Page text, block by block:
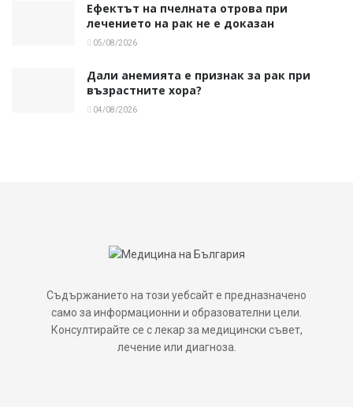
Ефектът на пчелната отрова при
лечението на рак не е доказан
05/08/2026
Дали анемията е признак за рак при
възрастните хора?
04/08/2026
Съдържанието на този уебсайт е предназначено
само за информационни и образователни цели.
Консултирайте се с лекар за медицински съвет,
лечение или диагноза.